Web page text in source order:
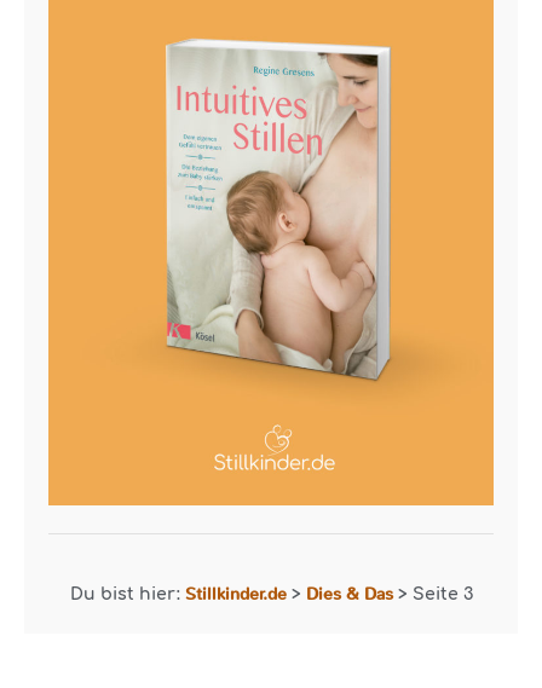
Du bist hier: Stillkinder.de> Dies & Das> Seite 3